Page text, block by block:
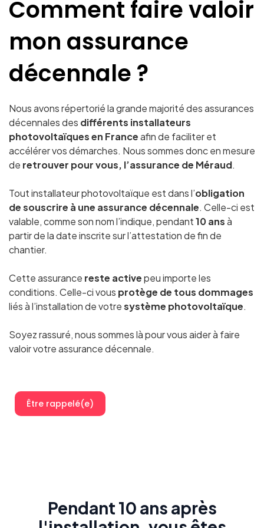
Comment faire valoir
mon assurance
décennale ?
Nous avons répertorié la grande majorité des assurances
décennales des différents installateurs
photovoltaïques en Franceafin de faciliter et
accélérer vos démarches. Nous sommes donc en mesure
de retrouver pour vous, l’assurance de Méraud.
Tout installateur photovoltaïque est dans l’obligation
de souscrire à une assurance décennale. Celle-ci est
valable, comme son nom l’indique, pendant10 ansà
partir de la date inscrite sur l’attestation de fin de
chantier.
Cette assurance reste activepeu importe les
conditions. Celle-ci vous protège de tous dommages
liés à l’installation de votresystème photovoltaïque.
Soyez rassuré, nous sommes là pour vous aider à faire
valoir votre assurance décennale.
Être rappelé(e)
Pendant 10 ans après